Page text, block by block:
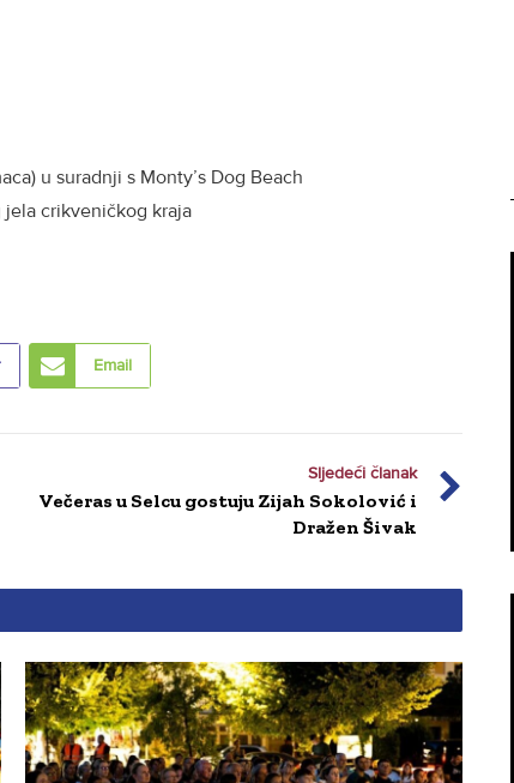
u suradnji s Monty’s Dog Beach
crikveničkog kraja
Email
Sljedeći članak
Večeras u Selcu gostuju Zijah Sokolović i
Dražen Šivak